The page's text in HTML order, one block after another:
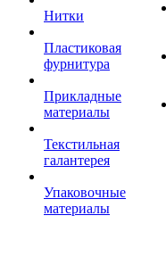
Нитки
Пластиковая
фурнитура
Прикладные
материалы
Текстильная
галантерея
Упаковочные
материалы